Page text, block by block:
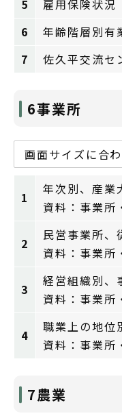
5
雇用保険状
6
年齢階層別
7
佐久平交流
6事業所
画面サイズに合
1
年次別、産業
資料：事業所
2
民営事業所、
資料：事業所
3
経営組織別、
資料：事業所
4
職業上の地位
資料：事業所
7農業